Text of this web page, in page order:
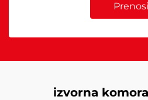
Prenosi
izvorna